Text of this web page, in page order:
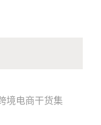
境电商干货集